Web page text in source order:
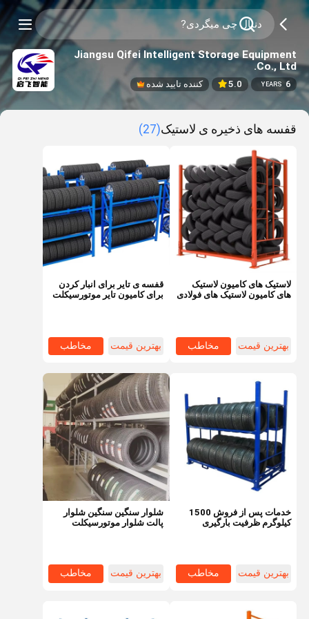
Jiangsu Qifei Intelligent Storage Equipment
Co., Ltd.
6
YEARS
5.0 کننده تایید شده
قفسه های ذخیره ی لاستیک(27)
قفسه ی تایر برای انبار کردن
برای کامیون تایر موتورسیکلت
بهترین قیمت مخاطب
لاستیک های کامیون لاستیک
های کامیون لاستیک های فولادی
بهترین قیمت مخاطب
شلوار سنگین سنگین شلوار
پالت شلوار موتورسیکلت
بهترین قیمت مخاطب
خدمات پس از فروش 1500
کیلوگرم ظرفیت بارگیری
بهترین قیمت مخاطب